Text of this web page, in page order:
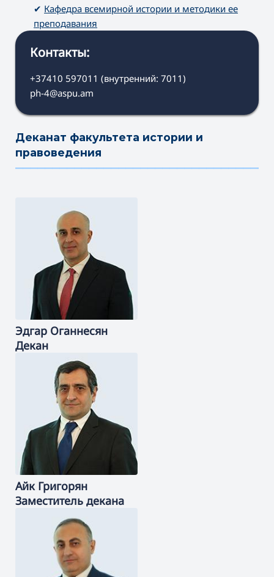
✔ Кафедра всемирной истории и методики ее
преподавания
Контакты:
+37410 597011 (внутренний: 7011)
ph-4@aspu.am
Деканат факультета истории и
правоведения
Эдгар Оганнесян
Декан
Айк Григорян
Заместитель декана